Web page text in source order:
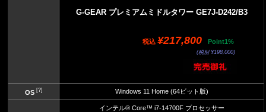
G-GEAR プレミアムミドルタワー GE7J-D242/B3
税込 ¥217,800 Point1%
(税別 ¥198,000)
OS[?] Windows 11 Home (64ビット版)
インテル® Core™ i7-14700F プロセッサー